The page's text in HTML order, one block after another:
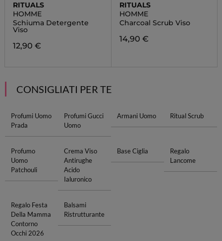
RITUALS
HOMME
Schiuma Detergente
Viso
12,90 €
RITUALS
HOMME
Charcoal Scrub Viso
14,90 €
CONSIGLIATI PER TE
Profumi Uomo
Prada
Profumi Gucci
Uomo
Armani Uomo Ritual Scrub
Profumo
Uomo
Patchouli
Crema Viso
Antirughe
Acido
Ialuronico
Base Ciglia
Regalo
Lancome
Regalo Festa
Della Mamma
Contorno
Occhi 2026
Balsami
Ristrutturante